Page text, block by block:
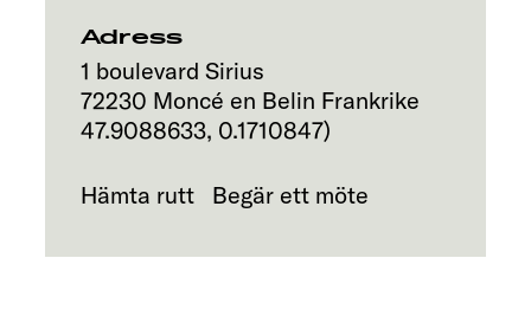
Adress
1 boulevard Sirius
72230 Moncé en Belin Frankrike
47.9088633, 0.1710847)
Hämta rutt Begär ett möte